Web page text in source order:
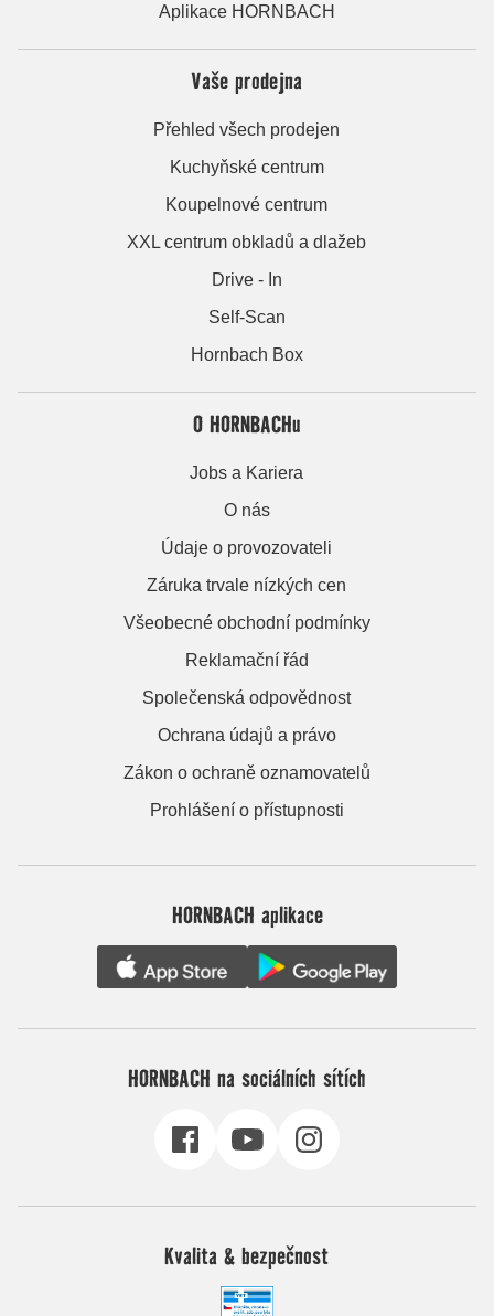
Aplikace HORNBACH
Vaše prodejna
Přehled všech prodejen
Kuchyňské centrum
Koupelnové centrum
XXL centrum obkladů a dlažeb
Drive - In
Self-Scan
Hornbach Box
O HORNBACHu
Jobs a Kariera
O nás
Údaje o provozovateli
Záruka trvale nízkých cen
Všeobecné obchodní podmínky
Reklamační řád
Společenská odpovědnost
Ochrana údajů a právo
Zákon o ochraně oznamovatelů
Prohlášení o přístupnosti
HORNBACH aplikace
HORNBACH na sociálních sítích
Kvalita & bezpečnost